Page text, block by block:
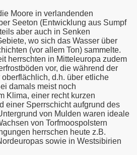
Moore in verlandenden
Seeton (Entwicklung aus Sumpf
aber auch in Senken
wo sich das Wasser über
(vor allem Ton) sammelte.
herrschten in Mitteleuropa zudem
vor, die während der
d.h. über etliche
damals meist noch
Klima, einer recht kurzen
einer Sperrschicht aufgrund des
von Mulden waren ideale
von Torfmoospolstern
herrschen heute z.B.
sowie in Westsibirien